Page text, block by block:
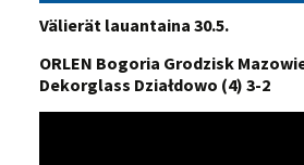
Välierät lauantaina 30.5.
ORLEN Bogoria Grodzisk
Dekorglass Działdowo (4) 3-2